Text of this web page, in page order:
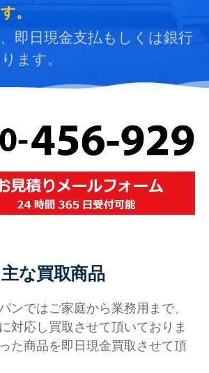
。
即日現金支払もしくは銀行
ます。
主な買取商品
ンではご家庭から業務用まで、
対応し買取させて頂いておりま
た商品を即日現金買取させて頂